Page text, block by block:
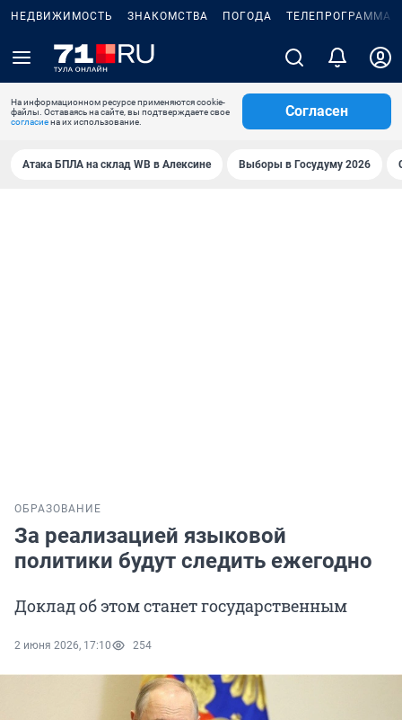
НЕДВИЖИМОСТЬ ЗНАКОМСТВА ПОГОДА ТЕЛЕПРОГРАММА
На информационном ресурсе применяются cookie-
файлы. Оставаясь на сайте, вы подтверждаете свое
согласиена их использование.
Согласен
Атака БПЛА на склад WB в Алексине Выборы в Госудуму 2026
ОБРАЗОВАНИЕ
За реализацией языковой
политики будут следить ежегодно
Доклад об этом станет государственным
2 июня 2026, 17:10 254